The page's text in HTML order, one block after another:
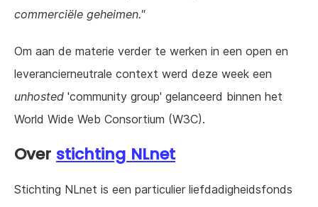
commerciële geheimen."
Om aan de materie verder te werken in een open en
leverancierneutrale context werd deze week een
unhosted 'community group' gelanceerd binnen het
World Wide Web Consortium (W3C).
Over stichting NLnet
Stichting NLnet is een particulier liefdadigheidsfonds